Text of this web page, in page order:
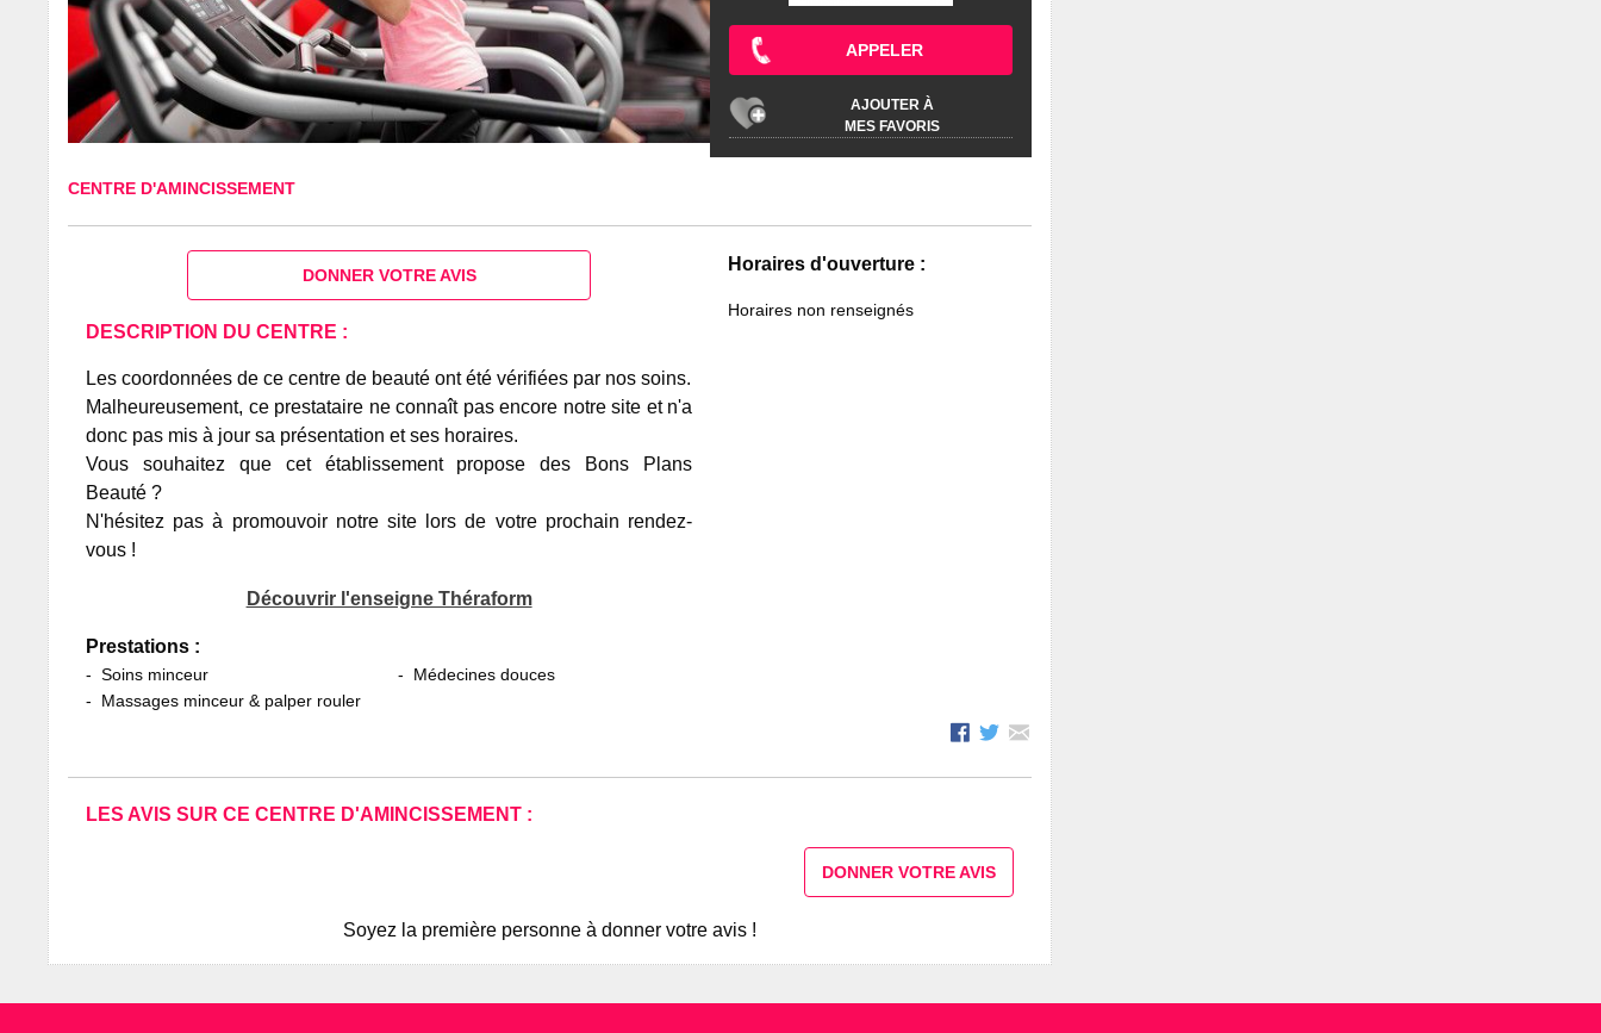
APPELER
AJOUTER À
MES FAVORIS
CENTRE D'AMINCISSEMENT
Horaires d'ouverture :
Horaires non renseignés
DONNER VOTRE AVIS
DESCRIPTION DU CENTRE :
Les coordonnées de ce centre de beauté ont été vérifiées par nos soins.
Malheureusement, ce prestataire ne connaît pas encore notre site et n'a
donc pas mis à jour sa présentation et ses horaires.
Vous souhaitez que cet établissement propose des Bons Plans
Beauté ?
N'hésitez pas à promouvoir notre site lors de votre prochain rendez-
vous !
Découvrir l'enseigne Théraform
Prestations :
Soins minceur
Massages minceur & palper rouler
Médecines douces
LES AVIS SUR CE CENTRE D'AMINCISSEMENT :
DONNER VOTRE AVIS
Soyez la première personne à donner votre avis !